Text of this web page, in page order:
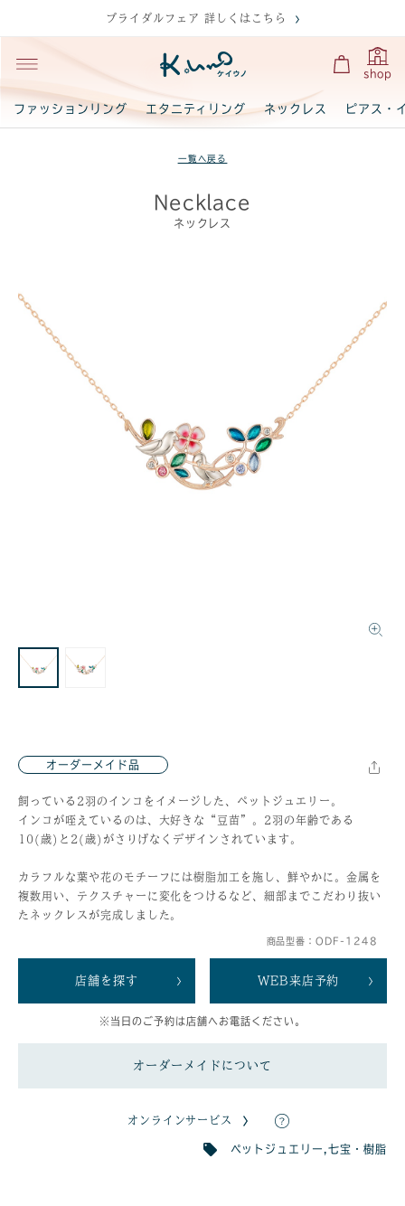
ブライダルフェア 詳しくはこちら
shop
ファッションリング エタニティリング ネックレス ピアス・
一覧へ戻る
Necklace
ネックレス
オーダーメイド品
飼っている2羽のインコをイメージした、ペットジュエリー。
インコが咥えているのは、大好きな“豆苗”。2羽の年齢である
10(歳)と2(歳)がさりげなくデザインされています。
カラフルな葉や花のモチーフには樹脂加工を施し、鮮やかに。金属を
複数用い、テクスチャーに変化をつけるなど、細部までこだわり抜い
たネックレスが完成しました。
商品型番：ODF-1248
店舗を探す WEB来店予約
※当日のご予約は店舗へお電話ください。
オーダーメイドについて
オンラインサービス
ペットジュエリー ,七宝・樹脂